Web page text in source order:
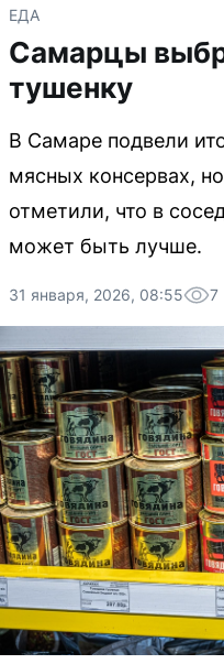
ЕДА
Самарцы
тушенку
В Самаре подвели
мясных консервах,
отметили, что в
может быть лучше.
31 января, 2026, 08:55 7